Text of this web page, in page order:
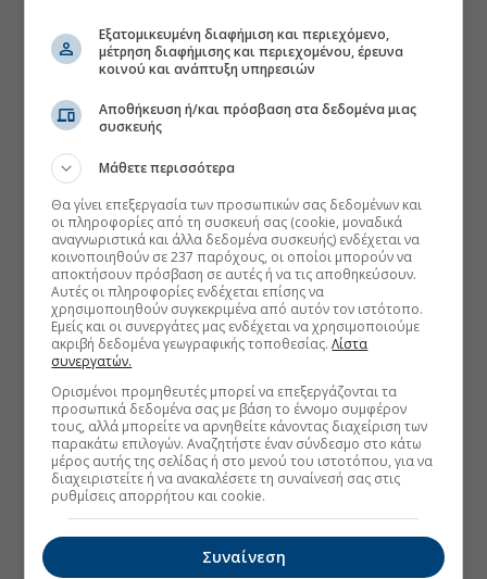
Εξατομικευμένη διαφήμιση και περιεχόμενο,
μέτρηση διαφήμισης και περιεχομένου, έρευνα
κοινού και ανάπτυξη υπηρεσιών
Αποθήκευση ή/και πρόσβαση στα δεδομένα μιας
συσκευής
Μάθετε περισσότερα
Θα γίνει επεξεργασία των προσωπικών σας δεδομένων και
οι πληροφορίες από τη συσκευή σας (cookie, μοναδικά
αναγνωριστικά και άλλα δεδομένα συσκευής) ενδέχεται να
κοινοποιηθούν σε 237 παρόχους, οι οποίοι μπορούν να
αποκτήσουν πρόσβαση σε αυτές ή να τις αποθηκεύσουν.
Αυτές οι πληροφορίες ενδέχεται επίσης να
χρησιμοποιηθούν συγκεκριμένα από αυτόν τον ιστότοπο.
Εμείς και οι συνεργάτες μας ενδέχεται να χρησιμοποιούμε
ακριβή δεδομένα γεωγραφικής τοποθεσίας.Λίστα
συνεργατών.
Ορισμένοι προμηθευτές μπορεί να επεξεργάζονται τα
προσωπικά δεδομένα σας με βάση το έννομο συμφέρον
τους, αλλά μπορείτε να αρνηθείτε κάνοντας διαχείριση των
παρακάτω επιλογών. Αναζητήστε έναν σύνδεσμο στο κάτω
μέρος αυτής της σελίδας ή στο μενού του ιστοτόπου, για να
διαχειριστείτε ή να ανακαλέσετε τη συναίνεσή σας στις
ρυθμίσεις απορρήτου και cookie.
Συναίνεση